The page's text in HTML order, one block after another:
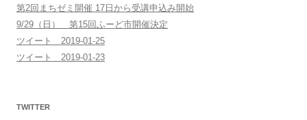
第2回まちゼミ開催 17日から受講申込み開始
9/29（日） 第15回ふーど市開催決定
ツイート 2019-01-25
ツイート 2019-01-23
TWITTER